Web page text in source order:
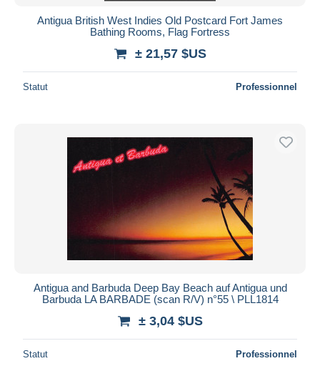
Antigua British West Indies Old Postcard Fort James
Bathing Rooms, Flag Fortress
± 21,57 $US
Statut Professionnel
Antigua and Barbuda Deep Bay Beach auf Antigua und
Barbuda LA BARBADE (scan R/V) n°55 \ PLL1814
± 3,04 $US
Statut Professionnel